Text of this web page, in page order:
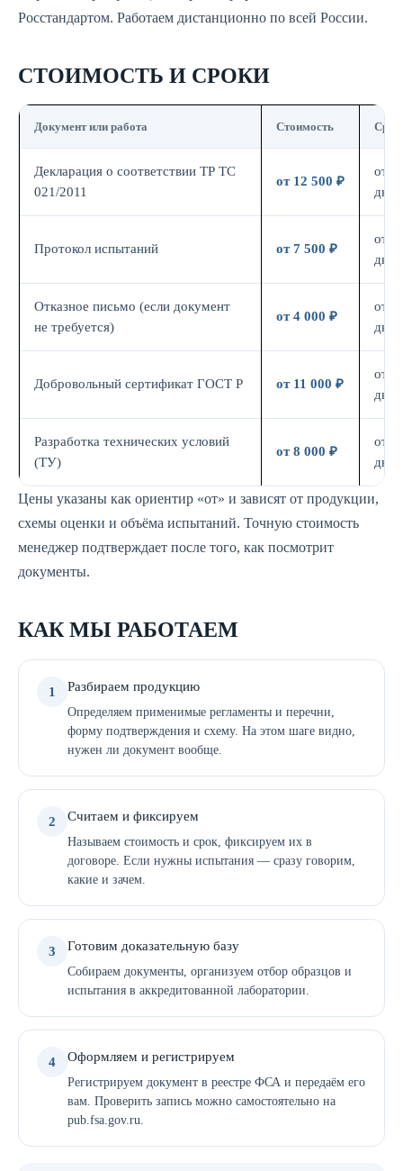
Росстандартом. Работаем дистанционно по всей России.
СТОИМОСТЬ И СРОКИ
Документ или работа Стоимость Срок
Декларация о соответствии ТР ТС
021/2011
от 12 500 ₽
от 7
дн.
Протокол испытаний от 7 500 ₽
от 7
дн.
Отказное письмо (если документ
не требуется)
от 4 000 ₽
от 3
дн.
Добровольный сертификат ГОСТ Р от 11 000 ₽
от 7
дн.
Разработка технических условий
(ТУ)
от 8 000 ₽
от 5
дн.
Цены указаны как ориентир «от» и зависят от продукции,
схемы оценки и объёма испытаний. Точную стоимость
менеджер подтверждает после того, как посмотрит
документы.
КАК МЫ РАБОТАЕМ
1 Разбираем продукцию
Определяем применимые регламенты и перечни,
форму подтверждения и схему. На этом шаге видно,
нужен ли документ вообще.
2 Считаем и фиксируем
Называем стоимость и срок, фиксируем их в
договоре. Если нужны испытания — сразу говорим,
какие и зачем.
3 Готовим доказательную базу
Собираем документы, организуем отбор образцов и
испытания в аккредитованной лаборатории.
4 Оформляем и регистрируем
Регистрируем документ в реестре ФСА и передаём его
вам. Проверить запись можно самостоятельно на
pub.fsa.gov.ru.